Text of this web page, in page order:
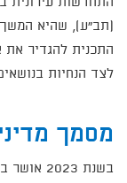
התכנית להגדיר את
לצד הנחיות
מסמך
בשנת